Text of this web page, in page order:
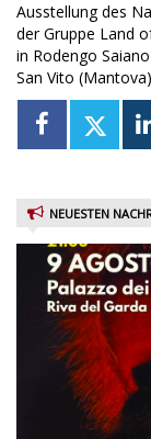
Ausstellung des
der Gruppe Land
in Rodengo
San Vito (Mantova)
NEUESTEN